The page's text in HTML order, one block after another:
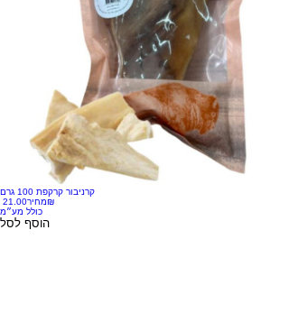
קרניבור קרקפת 100 גרם
מחיר‏21.00 ‏₪
כולל מע״מ
הוסף לסל